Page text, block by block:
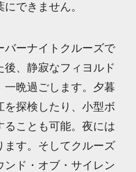
できません。
バーナイトクルーズで
、静寂なフィヨルド
晩過ごします。夕暮
探検したり、小型ボ
ることも可能。夜には
ます。そしてクルーズ
ド・オブ・サイレン